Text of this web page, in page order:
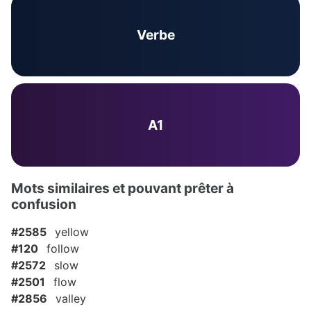
Verbe
A1
Mots similaires et pouvant prêter à
confusion
#2585 yellow
#120 follow
#2572
slow
#2501
flow
#2856
valley